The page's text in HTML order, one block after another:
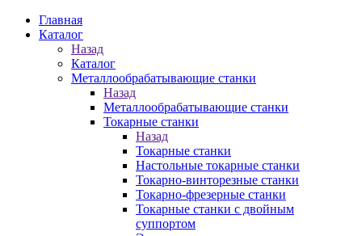
Главная
Каталог
Назад
Каталог
Металлообрабатывающие станки
Назад
Металлообрабатывающие станки
Токарные станки
Назад
Токарные станки
Настольные токарные станки
Токарно-винторезные станки
Токарно-фрезерные станки
Токарные станки с двойным
суппортом